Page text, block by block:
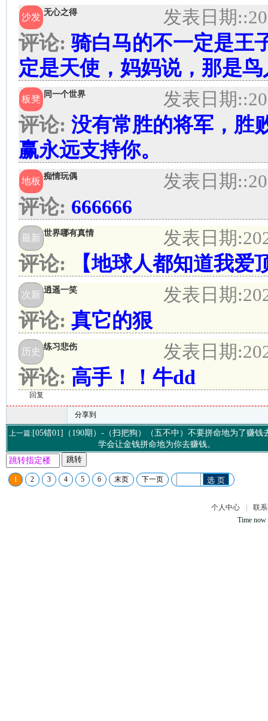
沙发 无心之得 发表日期:
评论: 骑白马的不一定是王
定是天使，妈妈说，那是鸟
板凳 同一个世界 发表日期:
评论: 没有常胜的将军，胜
赢永远支持你。
地板 痴情玩偶 发表日期:
评论: 666666
最新 世界哪有真情 发表日期:
评论: 【地球人都知道我爱
次新 逍遥一笑 发表日期:
评论: 真它的狠
历史 练习悲伤 发表日期:
评论: 高手！！牛dd
回复
分享到
上一篇:[05错01]（190期）-（扫把狗）（五不中）不要拼命地为了赚钱
学会让金钱拼命地为你去赚钱。
跳转
1 2 3 4 5 6 末页 下一页 选 页
个人中心 |
联
Time now